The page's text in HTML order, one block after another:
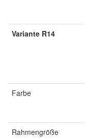
Variante R14
Farbe
Rahmengröße